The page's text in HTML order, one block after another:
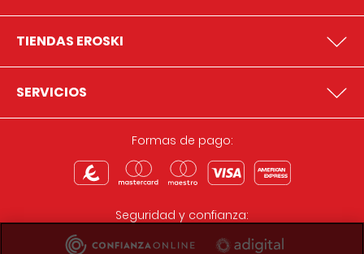
TIENDAS EROSKI
SERVICIOS
Formas de pago:
Seguridad y confianza: